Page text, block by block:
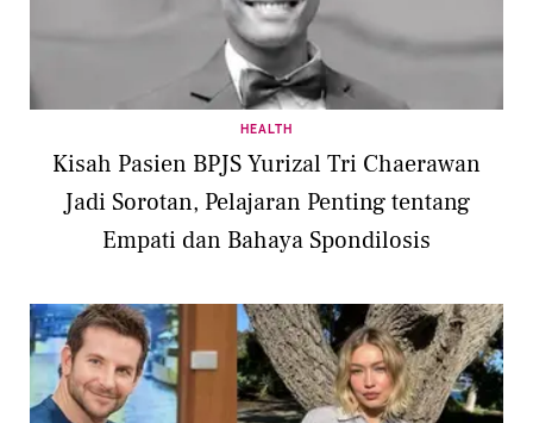
HEALTH
Kisah Pasien BPJS Yurizal Tri Chaerawan
Jadi Sorotan, Pelajaran Penting tentang
Empati dan Bahaya Spondilosis